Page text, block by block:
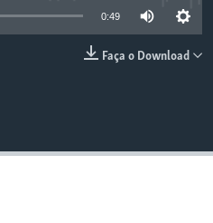
0:49
Faça o Download